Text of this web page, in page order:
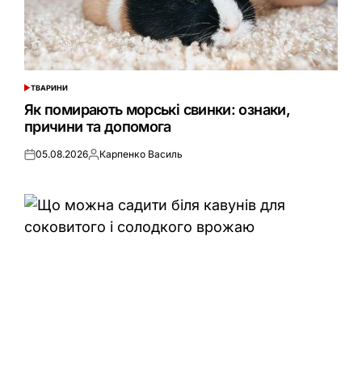
ОПУБЛІКУВАТИ
У
ТВАРИНИ
Як помирають морські свинки: ознаки,
причини та допомога
Оприлюднено
05.08.2026Опубліковано
Карпенко Василь